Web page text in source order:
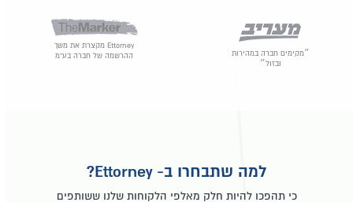
״מקימים חברה במהירות
ובזול״
Ettorney מקצרת את משך
ההרשמה של חברה בע"מ
למה שתבחרו ב- Ettorney?
כי תהפכו להיות חלק מאלפי הלקוחות שלנו ששותפים